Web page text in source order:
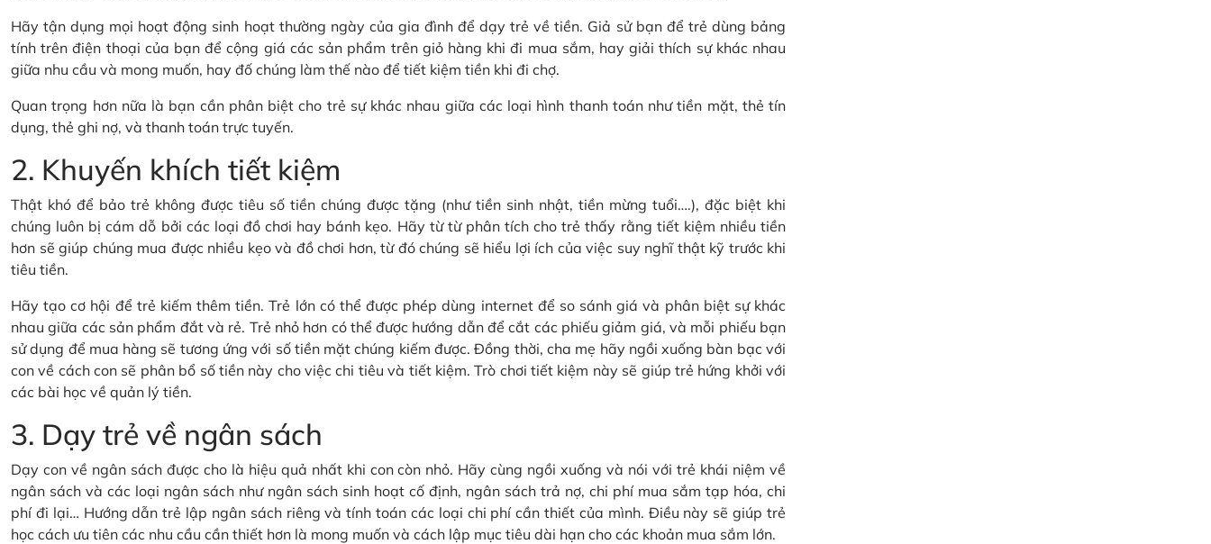
Hãy tận dụng mọi hoạt động sinh hoạt thường ngày của gia đình để dạy trẻ về tiền. Giả sử bạn để trẻ dùng bảng
tính trên điện thoại của bạn để cộng giá các sản phẩm trên giỏ hàng khi đi mua sắm, hay giải thích sự khác nhau
giữa nhu cầu và mong muốn, hay đố chúng làm thế nào để tiết kiệm tiền khi đi chợ.
Quan trọng hơn nữa là bạn cần phân biệt cho trẻ sự khác nhau giữa các loại hình thanh toán như tiền mặt, thẻ tín
dụng, thẻ ghi nợ, và thanh toán trực tuyến.
2. Khuyến khích tiết kiệm
Thật khó để bảo trẻ không được tiêu số tiền chúng được tặng (như tiền sinh nhật, tiền mừng tuổi….), đặc biệt khi
chúng luôn bị cám dỗ bởi các loại đồ chơi hay bánh kẹo. Hãy từ từ phân tích cho trẻ thấy rằng tiết kiệm nhiều tiền
hơn sẽ giúp chúng mua được nhiều kẹo và đồ chơi hơn, từ đó chúng sẽ hiểu lợi ích của việc suy nghĩ thật kỹ trước khi
tiêu tiền.
Hãy tạo cơ hội để trẻ kiếm thêm tiền. Trẻ lớn có thể được phép dùng internet để so sánh giá và phân biệt sự khác
nhau giữa các sản phẩm đắt và rẻ. Trẻ nhỏ hơn có thể được hướng dẫn để cắt các phiếu giảm giá, và mỗi phiếu bạn
sử dụng để mua hàng sẽ tương ứng với số tiền mặt chúng kiếm được. Đồng thời, cha mẹ hãy ngồi xuống bàn bạc với
con về cách con sẽ phân bổ số tiền này cho việc chi tiêu và tiết kiệm. Trò chơi tiết kiệm này sẽ giúp trẻ hứng khởi với
các bài học về quản lý tiền.
3. Dạy trẻ về ngân sách
Dạy con về ngân sách được cho là hiệu quả nhất khi con còn nhỏ. Hãy cùng ngồi xuống và nói với trẻ khái niệm về
ngân sách và các loại ngân sách như ngân sách sinh hoạt cố định, ngân sách trả nợ, chi phí mua sắm tạp hóa, chi
phí đi lại… Hướng dẫn trẻ lập ngân sách riêng và tính toán các loại chi phí cần thiết của mình. Điều này sẽ giúp trẻ
học cách ưu tiên các nhu cầu cần thiết hơn là mong muốn và cách lập mục tiêu dài hạn cho các khoản mua sắm lớn.